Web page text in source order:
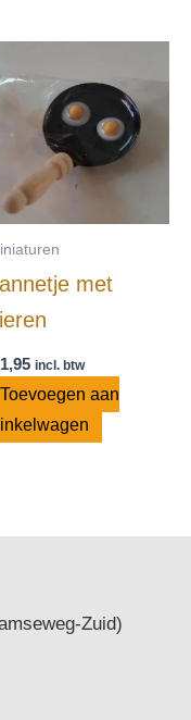
met
incl. btw
Toevoegen aan
Zuid)